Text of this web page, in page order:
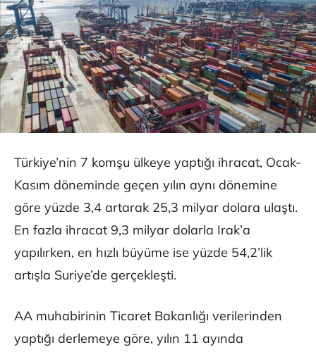
Türkiye’nin 7 komşu ülkeye yaptığı ihracat, Ocak-
Kasım döneminde geçen yılın aynı dönemine
göre yüzde 3,4 artarak 25,3 milyar dolara ulaştı.
En fazla ihracat 9,3 milyar dolarla Irak’a
yapılırken, en hızlı büyüme ise yüzde 54,2’lik
artışla Suriye’de gerçekleşti.
AA muhabirinin Ticaret Bakanlığı verilerinden
yaptığı derlemeye göre, yılın 11 ayında